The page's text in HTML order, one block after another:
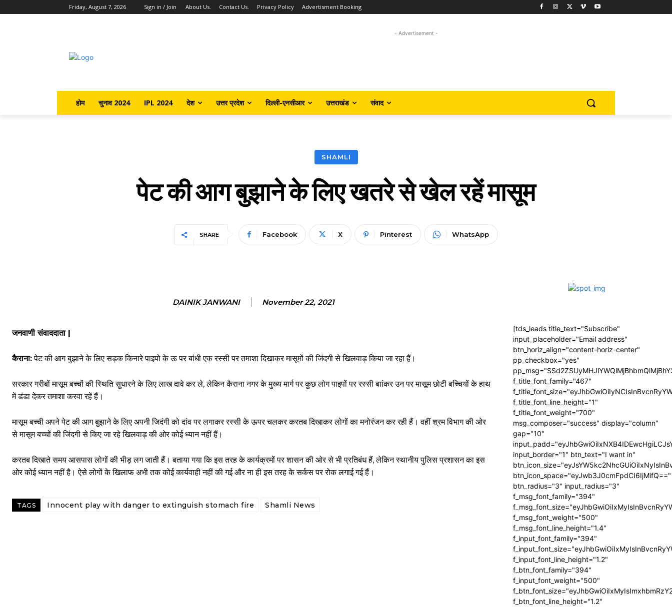
Friday, August 7, 2026 Sign in / Join About Us. Contact Us. Privacy Policy Advertisment Booking
- Advertisement -
होम चुनाव 2024 IPL 2024 देश उत्तर प्रदेश दिल्ली-एनसीआर उत्तराखंड संवाद
SHAMLI
पेट की आग बुझाने के लिए खतरे से खेल रहें मासूम
SHARE Facebook X Pinterest WhatsApp
DAINIK JANWANI November 22, 2021
जनवाणी संवाददाता |
कैराना:पेट की आग बुझाने के लिए सड़क किनारे पाइपो के ऊ पर बांधी एक रस्सी पर तमाशा दिखाकर मासूमों की जिंदगी से खिलवाड़ किया जा रहा हैं।
सरकार गरीबों मासूम बच्चों की स्थिति सुधारने के लिए लाख दावे कर ले, लेकिन कैराना नगर के मुख्य मार्ग पर कुछ लोग पाइपों पर रस्सी बाांकर उन पर मासूम छोटी बच्चियों के हाथ
में डंडा देकर तमाशा करवा रहें हैं।
मासूम बच्ची अपने पेट की आग बुझाने के लिए अपनी जिदंगी को दांव पर लगाकर रस्सी के ऊपर चलकर करतब दिखाकर लोगों का मनोरंजन कर रही हैं। वहीं श्रम विभाग की ओर
से मासूम बच्चों की जिंदगी से किए जा रहे खिलवाड़ की ओर कोई ध्यान नहीं हैं।
करतब दिखाते समय आसपास लोगों की भीड़ लग जाती हैं। बताया गया कि इस तरह के कार्यक्रमों पर शासन की ओर से भी प्रतिबंध हैं, लेकिन स्थानीय पुलिस प्रशासन का इस
ओर कोई ध्यान नहीं है। ऐसे लोगों के खिलाफ अभी तक कोई कार्यवाही नहीं की गई और ना ही इस तरह के सर्कस पर रोक लगाई गई हैं।
TAGS Innocent play with danger to extinguish stomach fire Shamli News
[tds_leads title_text="Subscribe"
input_placeholder="Email address"
btn_horiz_align="content-horiz-center"
pp_checkbox="yes"
f_title_font_family="467"
f_title_font_line_height="1"
f_title_font_weight="700"
msg_composer="success" display="column"
gap="10"
input_border="1" btn_text="I want in"
btn_icon_space="eyJwb3J0cmFpdCI6IjMifQ=="
btn_radius="3" input_radius="3"
f_msg_font_family="394"
f_msg_font_weight="500"
f_msg_font_line_height="1.4"
f_input_font_family="394"
f_input_font_line_height="1.2"
f_btn_font_family="394"
f_input_font_weight="500"
f_btn_font_line_height="1.2"